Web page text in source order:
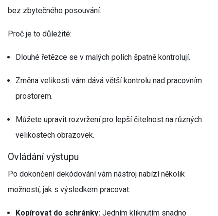
bez zbytečného posouvání.
Proč je to důležité:
Dlouhé řetězce se v malých polích špatně kontrolují.
Změna velikosti vám dává větší kontrolu nad pracovním
prostorem.
Můžete upravit rozvržení pro lepší čitelnost na různých
velikostech obrazovek.
Ovládání výstupu
Po dokončení dekódování vám nástroj nabízí několik
možností, jak s výsledkem pracovat:
Kopírovat do schránky: Jedním kliknutím snadno